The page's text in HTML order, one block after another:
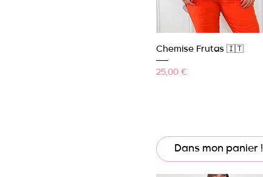
Aperçu rapide
Chemise Frutas 🇮🇹
Prix
25,00 €
Dans mon panier !